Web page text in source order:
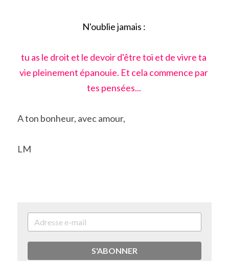
N'oublie jamais :
tu as le droit et le devoir d'être toi et de vivre ta
vie pleinement épanouie. Et cela commence par
tes pensées...
A ton bonheur, avec amour,
LM
S'ABONNER